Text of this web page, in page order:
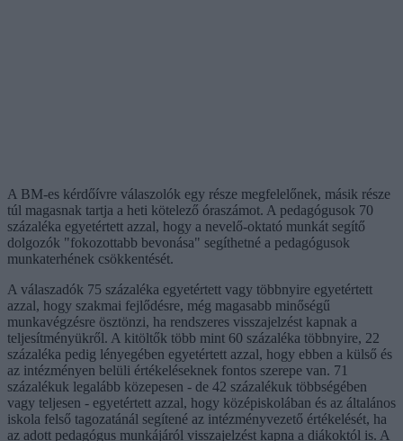
A BM-es kérdőívre válaszolók egy része megfelelőnek, másik része
túl magasnak tartja a heti kötelező óraszámot. A pedagógusok 70
százaléka egyetértett azzal, hogy a nevelő-oktató munkát segítő
dolgozók "fokozottabb bevonása" segíthetné a pedagógusok
munkaterhének csökkentését.
A válaszadók 75 százaléka egyetértett vagy többnyire egyetértett
azzal, hogy szakmai fejlődésre, még magasabb minőségű
munkavégzésre ösztönzi, ha rendszeres visszajelzést kapnak a
teljesítményükről. A kitöltők több mint 60 százaléka többnyire, 22
százaléka pedig lényegében egyetértett azzal, hogy ebben a külső és
az intézményen belüli értékeléseknek fontos szerepe van. 71
százalékuk legalább közepesen - de 42 százalékuk többségében
vagy teljesen - egyetértett azzal, hogy középiskolában és az általános
iskola felső tagozatánál segítené az intézményvezető értékelését, ha
az adott pedagógus munkájáról visszajelzést kapna a diákoktól is. A